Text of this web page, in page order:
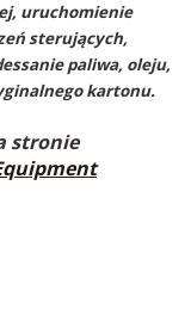
uruchomienie
sterujących,
paliwa, oleju,
kartonu.
stronie